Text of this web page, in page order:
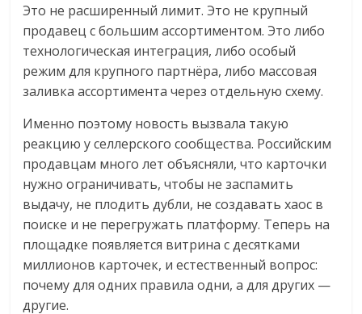
Это не расширенный лимит. Это не крупный
продавец с большим ассортиментом. Это либо
технологическая интеграция, либо особый
режим для крупного партнёра, либо массовая
заливка ассортимента через отдельную схему.
Именно поэтому новость вызвала такую
реакцию у селлерского сообщества. Российским
продавцам много лет объясняли, что карточки
нужно ограничивать, чтобы не заспамить
выдачу, не плодить дубли, не создавать хаос в
поиске и не перегружать платформу. Теперь на
площадке появляется витрина с десятками
миллионов карточек, и естественный вопрос:
почему для одних правила одни, а для других —
другие.